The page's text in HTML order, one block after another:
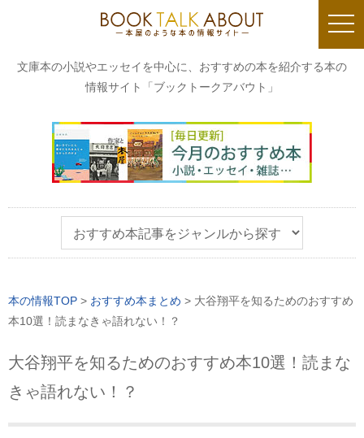
文庫本の小説やエッセイを中心に、おすすめの本を紹介する本の
情報サイト「ブックトークアバウト」
本の情報TOP > おすすめ本まとめ > 大谷翔平を知るためのおすすめ
本10選！読まなきゃ語れない！？
大谷翔平を知るためのおすすめ本10選！読まな
きゃ語れない！？